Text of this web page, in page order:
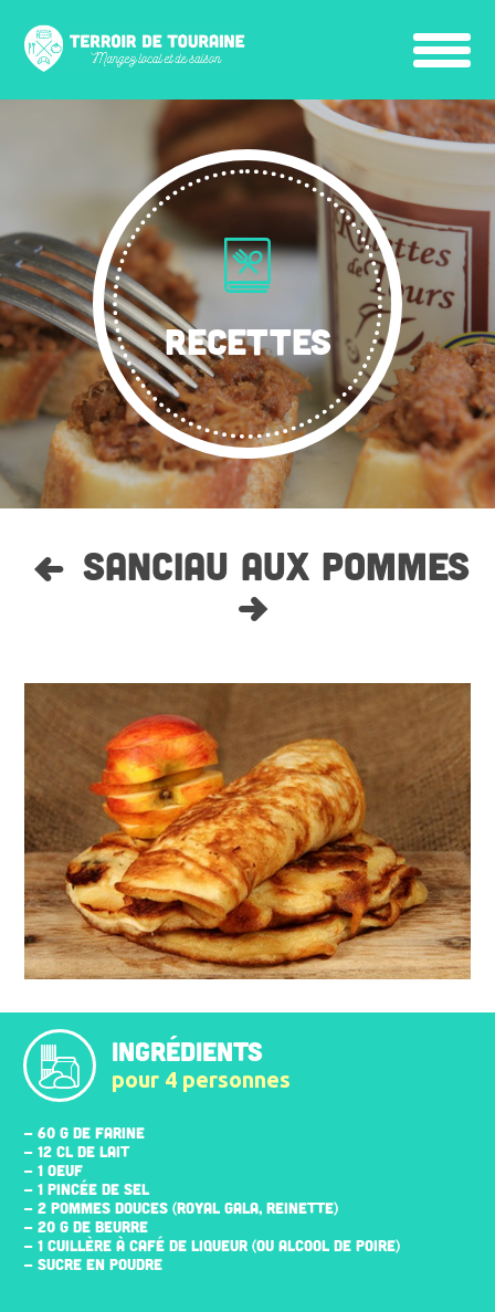
RECETTES
SANCIAU AUX POMMES
INGRÉDIENTS
pour 4 personnes
- 60 G DE FARINE
- 12 CL DE LAIT
- 1 ŒUF
- 1 PINCÉE DE SEL
- 2 POMMES DOUCES (ROYAL GALA, REINETTE)
- 20 G DE BEURRE
- 1 CUILLÈRE À CAFÉ DE LIQUEUR (OU ALCOOL DE POIRE)
- SUCRE EN POUDRE